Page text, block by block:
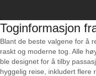
Toginformasjon
Blant de beste valgene for å
raskt og moderne tog. Alle
ble designet for å tilby
hyggelig reise, inkludert flere